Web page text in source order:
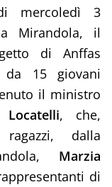
mercoledì 3
Mirandola, il
di Anffas
da 15 giovani
il ministro
Locatelli, che,
dalla
Marzia
di